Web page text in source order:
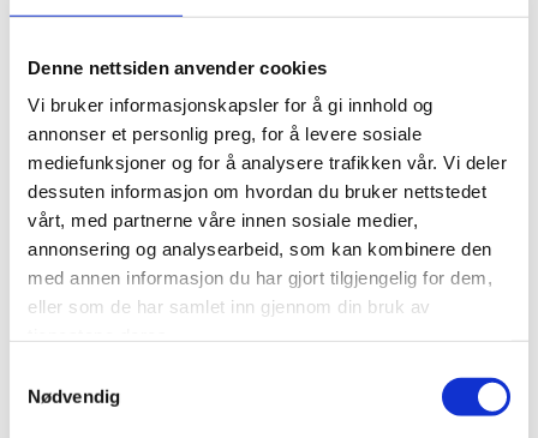
Denne nettsiden anvender cookies
Vi bruker informasjonskapsler for å gi innhold og
annonser et personlig preg, for å levere sosiale
mediefunksjoner og for å analysere trafikken vår. Vi deler
dessuten informasjon om hvordan du bruker nettstedet
vårt, med partnerne våre innen sosiale medier,
annonsering og analysearbeid, som kan kombinere den
med annen informasjon du har gjort tilgjengelig for dem,
eller som de har samlet inn gjennom din bruk av
Nødvendig
19/06/2026av OFUR
Møte med Agnes AP før
sommeren
Litt fra vårt møte med AP v/Agnes på Stortinget før sommeren
I går var vi på møte med Agnes Nærland Viljugrein AP.
Vi summerte litt hvordan våren har vært og det som har skjedd
for oss uføre.
gifte/samboere også bør få de 6500 kr i året. Vi snakket om at
de minste ytelsene bør opp, så ingen er avhengige av andre